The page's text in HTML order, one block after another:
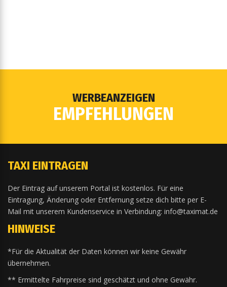
WERBEANZEIGEN
EMPFEHLUNGEN
TAXI EINTRAGEN
Der Eintrag auf unserem Portal ist kostenlos. Für eine
Eintragung, Änderung oder Entfernung setze dich bitte per E-
Mail mit unserem Kundenservice in Verbindung: info@taximat.de
HINWEISE
*Für die Aktualität der Daten können wir keine Gewähr
übernehmen.
** Ermittelte Fahrpreise sind geschätzt und ohne Gewähr.